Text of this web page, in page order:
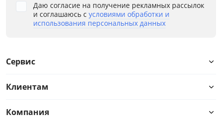
Даю согласие на получение рекламных рассылок
и соглашаюсь с условиями обработки и
использования персональных данных
Сервис
Клиентам
Компания